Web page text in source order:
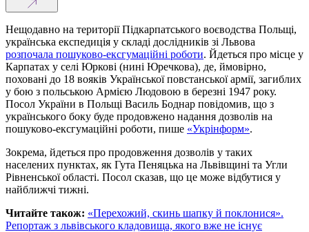
Нещодавно на території Підкарпатського воєводства Польщі,
українська експедиція у складі дослідників зі Львова
розпочала пошуково-ексгумаційні роботи. Йдеться про місце у
Карпатах у селі Юркові (нині Юречкова), де, ймовірно,
поховані до 18 вояків Української повстанської армії, загиблих
у бою з польською Армією Людовою в березні 1947 року.
Посол України в Польщі Василь Боднар повідомив, що з
українського боку буде продовжено надання дозволів на
пошуково-ексгумаційні роботи, пише «Укрінформ».
Зокрема, йдеться про продовження дозволів у таких
населених пунктах, як Гута Пеняцька на Львівщині та Угли
Рівненської області. Посол сказав, що це може відбутися у
найближчі тижні.
Читайте також: «Перехожий, скинь шапку й поклонися».
Репортаж з львівського кладовища, якого вже не існує